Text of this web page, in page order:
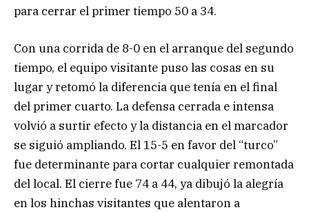
para cerrar el primer tiempo 50 a 34.
Con una corrida de 8-0 en el arranque del segundo
tiempo, el equipo visitante puso las cosas en su
lugar y retomó la diferencia que tenía en el final
del primer cuarto. La defensa cerrada e intensa
volvió a surtir efecto y la distancia en el marcador
se siguió ampliando. El 15-5 en favor del “turco”
fue determinante para cortar cualquier remontada
del local. El cierre fue 74 a 44, ya dibujó la alegría
en los hinchas visitantes que alentaron a